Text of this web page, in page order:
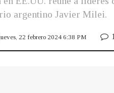
argentino Javier Milei.
22 febrero 2024 6:38 PM